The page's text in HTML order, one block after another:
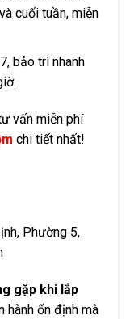
cuối tuần, miễn
bảo trì nhanh
vấn miễn phí
chi tiết nhất!
Phường 5,
gặp khi lắp
hành ổn định mà